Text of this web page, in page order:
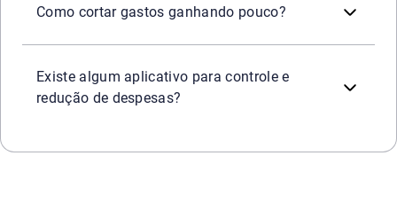
Como cortar gastos ganhando pouco?
Existe algum aplicativo para controle e
redução de despesas?